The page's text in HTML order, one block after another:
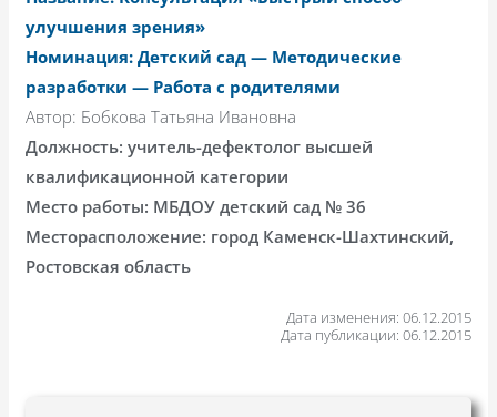
улучшения зрения»
Номинация: Детский сад — Методические
разработки — Работа с родителями
Автор: Бобкова Татьяна Ивановна
Должность: учитель-дефектолог высшей
квалификационной категории
Место работы: МБДОУ детский сад № 36
Месторасположение: город Каменск-Шахтинский,
Ростовская область
Дата изменения: 06.12.2015
Дата публикации: 06.12.2015